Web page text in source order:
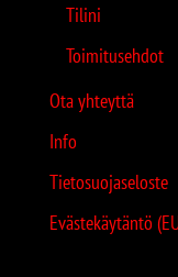
Tilini
Toimitusehdot
Ota yhteyttä
Info
Tietosuojaseloste
Evästekäytäntö